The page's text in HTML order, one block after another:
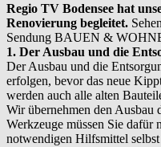
Regio TV Bodensee hat
Renovierung begleitet.
Sendung BAUEN &
1. Der Ausbau und die
Der Ausbau und die
erfolgen, bevor das neue
werden auch alle alten
Wir übernehmen den Ausbau
Werkzeuge müssen Sie
notwendigen Hilfsmittel